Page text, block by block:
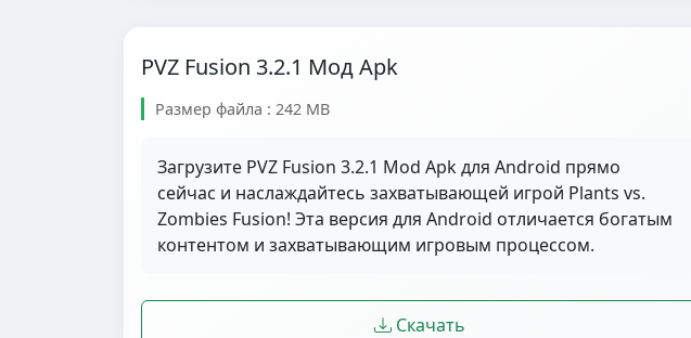
PVZ Fusion 3.2.1 Мод Apk
Размер файла : 242 MB
Загрузите PVZ Fusion 3.2.1 Mod Apk для Android прямо
сейчас и наслаждайтесь захватывающей игрой Plants vs.
Zombies Fusion! Эта версия для Android отличается богатым
контентом и захватывающим игровым процессом.
Скачать